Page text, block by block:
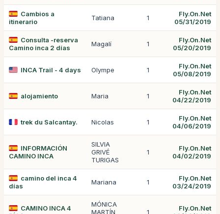
Cambios a
itinerario
Tatiana 1
Fly.On.Net
05/31/2019
Consulta -reserva
Camino inca 2 días
Magalí 1
Fly.On.Net
05/20/2019
INCA Trail - 4 days Olympe 1
Fly.On.Net
05/08/2019
alojamiento Maria 1
Fly.On.Net
04/22/2019
trek du Salcantay. Nicolas 1
Fly.On.Net
04/06/2019
INFORMACIÓN
CAMINO INCA
SILVIA
GRIVÉ
TURIGAS
1
Fly.On.Net
04/02/2019
camino del inca 4
días
Mariana 1
Fly.On.Net
03/24/2019
CAMINO INCA 4
MÓNICA
MARTÍN
1
Fly.On.Net